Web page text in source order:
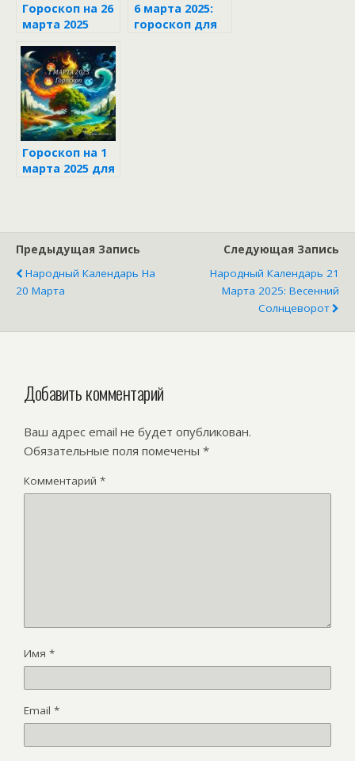
Гороскоп на 26
марта 2025
6 марта 2025:
гороскоп для
Гороскоп на 1
марта 2025 для
Предыдущая Запись
Народный Календарь На
20 Марта
Следующая Запись
Народный Календарь 21
Марта 2025: Весенний
Солнцеворот
Добавить комментарий
Ваш адрес email не будет опубликован.
Обязательные поля помечены *
Комментарий *
Имя *
Email *